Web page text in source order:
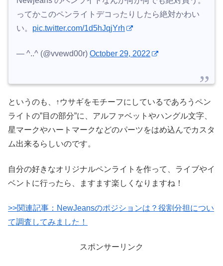
ってかこのペンライトデコったりしたら絶対かわい
い。 pic.twitter.com/1d5hJqjYrh
— ^..^ (@vvewd00r) October 29, 2022
というのも、↑ウサギをモチーフにしているであろうペン
ライトの”目の部分”に、アルファベットやハングル文字、
星マークやハートマークなどのパーツをはめ込んでカスタ
ム出来るらしいのです。
自分の好きなオリジナルペンライトを作って、ライブやイ
ベントに行ったら、ますます楽しくなりますね！
>>関連記事：NewJeansのポジションは？役割分担につい
て調査してみました！
スポンサーリンク